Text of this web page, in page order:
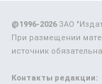
@1996-2026ЗАО
При размещении
источник
Контакты редакции: